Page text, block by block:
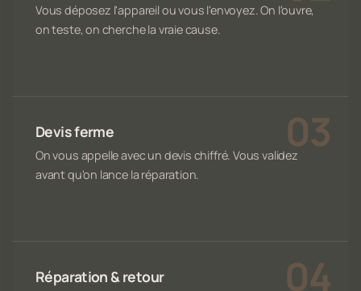
Vous déposez l'appareil ou vous l'envoyez. On l'ouvre,
on teste, on cherche la vraie cause.
Devis ferme
On vous appelle avec un devis chiffré. Vous validez
avant qu'on lance la réparation.
Réparation & retour